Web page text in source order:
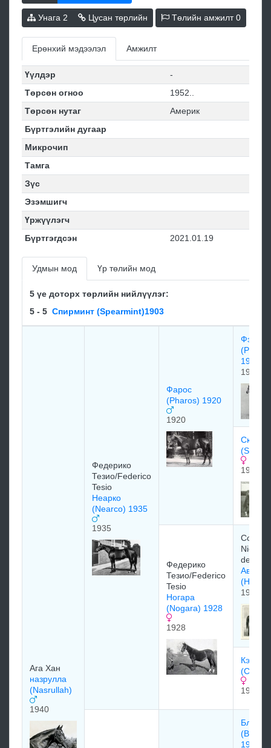
Унага 2 Цусан төрлийн Төлийн амжилт0
Ерөнхий мэдээлэл Амжилт
Үүлдэр
-
Төрсөн огноо
1952..
Төрсөн нутаг
Америк
Бүртгэлийн дугаар
Микрочип
Тамга
Зүс
Эзэмшигч
Үржүүлэгч
Бүртгэгдсэн
2021.01.19
Удмын мод Үр төлийн мод
5 үе доторх төрлийн нийлүүлэг:
5 - 5 Спирминт (Spearmint)1903
Ага Хан
назрулла
(Nasrullah)
1940
Федерико
Тезио/Federico
Tesio
Неарко
(Nearco) 1935
1935
Фарос
(Pharos) 1920
1920
1913)
1913
Cкaпa
(Scapa
1914
Федерико
Тезио/Federico
Tesio
Ногара
(Nogara) 1928
1928
Comte
Nicolay
de
1915
Кэтнип
(Catnip
1910
1919)